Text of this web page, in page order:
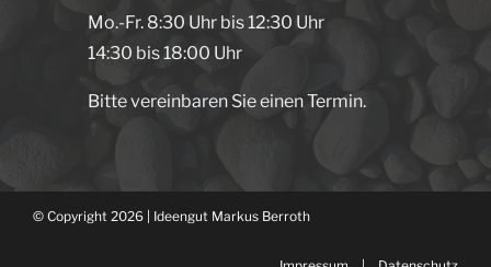
Mo.-Fr. 8:30 Uhr bis 12:30 Uhr
14:30 bis 18:00 Uhr
Bitte vereinbaren Sie einen Termin.
© Copyright 2026 | Ideengut Markus Berroth